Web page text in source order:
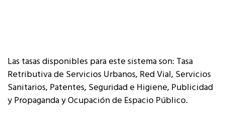
Las tasas disponibles para este sistema son: Tasa
Retributiva de Servicios Urbanos, Red Vial, Servicios
Sanitarios, Patentes, Seguridad e Higiene, Publicidad
y Propaganda y Ocupación de Espacio Público.